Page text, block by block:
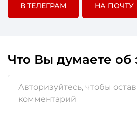
В ТЕЛЕГРАМ НА ПОЧТУ
Что Вы думаете об